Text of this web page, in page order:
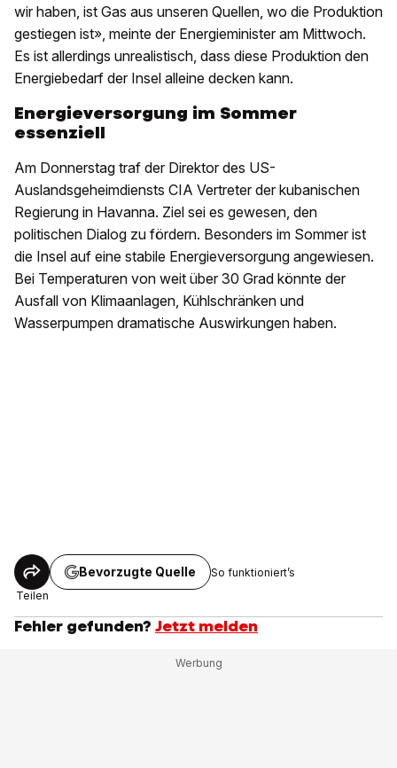
wir haben, ist Gas aus unseren Quellen, wo die Produktion
gestiegen ist», meinte der Energieminister am Mittwoch.
Es ist allerdings unrealistisch, dass diese Produktion den
Energiebedarf der Insel alleine decken kann.
Energieversorgung im Sommer
essenziell
Am Donnerstag traf der Direktor des US-
Auslandsgeheimdiensts CIA Vertreter der kubanischen
Regierung in Havanna. Ziel sei es gewesen, den
politischen Dialog zu fördern. Besonders im Sommer ist
die Insel auf eine stabile Energieversorgung angewiesen.
Bei Temperaturen von weit über 30 Grad könnte der
Ausfall von Klimaanlagen, Kühlschränken und
Wasserpumpen dramatische Auswirkungen haben.
Teilen
Bevorzugte Quelle So funktioniert’s
Fehler gefunden? Jetzt melden